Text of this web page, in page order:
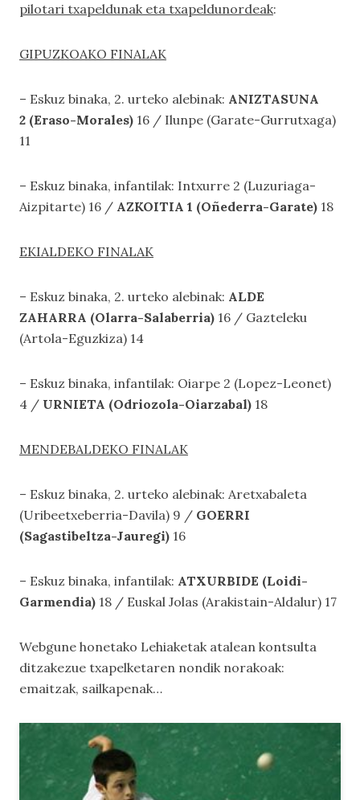
pilotari txapeldunak eta txapeldunordeak:
GIPUZKOAKO FINALAK
– Eskuz binaka, 2. urteko alebinak: ANIZTASUNA
2 (Eraso-Morales) 16 / Ilunpe (Garate-Gurrutxaga)
11
– Eskuz binaka, infantilak: Intxurre 2 (Luzuriaga-
Aizpitarte) 16 / AZKOITIA 1 (Oñederra-Garate) 18
EKIALDEKO FINALAK
– Eskuz binaka, 2. urteko alebinak: ALDE
ZAHARRA (Olarra-Salaberria) 16 / Gazteleku
(Artola-Eguzkiza) 14
– Eskuz binaka, infantilak: Oiarpe 2 (Lopez-Leonet)
4 / URNIETA (Odriozola-Oiarzabal) 18
MENDEBALDEKO FINALAK
– Eskuz binaka, 2. urteko alebinak: Aretxabaleta
(Uribeetxeberria-Davila) 9 / GOERRI
(Sagastibeltza-Jauregi) 16
– Eskuz binaka, infantilak: ATXURBIDE (Loidi-
Garmendia) 18 / Euskal Jolas (Arakistain-Aldalur) 17
Webgune honetako Lehiaketakatalean kontsulta
ditzakezue txapelketaren nondik norakoak:
emaitzak, sailkapenak…